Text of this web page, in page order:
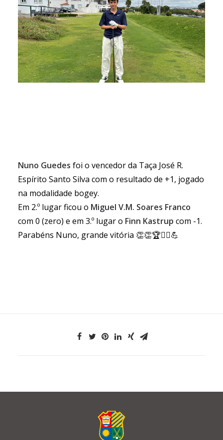
Nuno Guedes foi o vencedor da Taça José R.
Espírito Santo Silva com o resultado de +1, jogado
na modalidade bogey.
Em 2.º lugar ficou o Miguel V.M. Soares Franco
com 0 (zero) e em 3.º lugar o Finn Kastrup com -1.
Parabéns Nuno, grande vitória 👏👏🏆🏌️‍♂️💪